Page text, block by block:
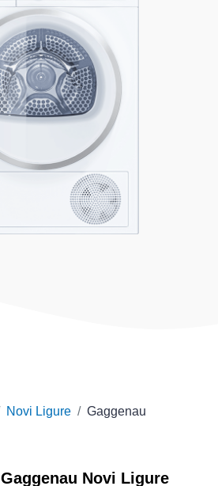
Novi Ligure Gaggenau
Gaggenau Novi Ligure